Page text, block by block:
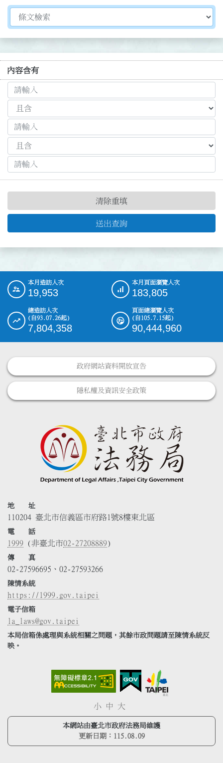
切換選擇法規資訊內容
內容含有
送出查詢
清除重填
::: 本月造訪人次
19,953
本月頁面瀏覽人次
183,805
總造訪人次
(自93.07.26起)
7,804,358
頁面總瀏覽人次
(自105.7.15起)
90,444,960
政府網站資料開放宣告
隱私權及資訊安全政策
地 址
110204 臺北市信義區市府路1號8樓東北區
電 話
1999 (非臺北市02-27208889)
傳 真
02-27596695、02-27593266
陳情系統
https://1999.gov.taipei
電子信箱
la_laws@gov.taipei
本局信箱係處理與系統相關之問題，其餘市政問題請至陳情系統反
映。
小 中 大
本網站由臺北市政府法務局維護
更新日期： 115.08.09